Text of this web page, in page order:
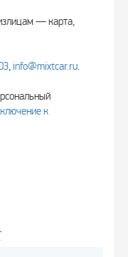
— карта,
, info@mixtcar.ru.
к